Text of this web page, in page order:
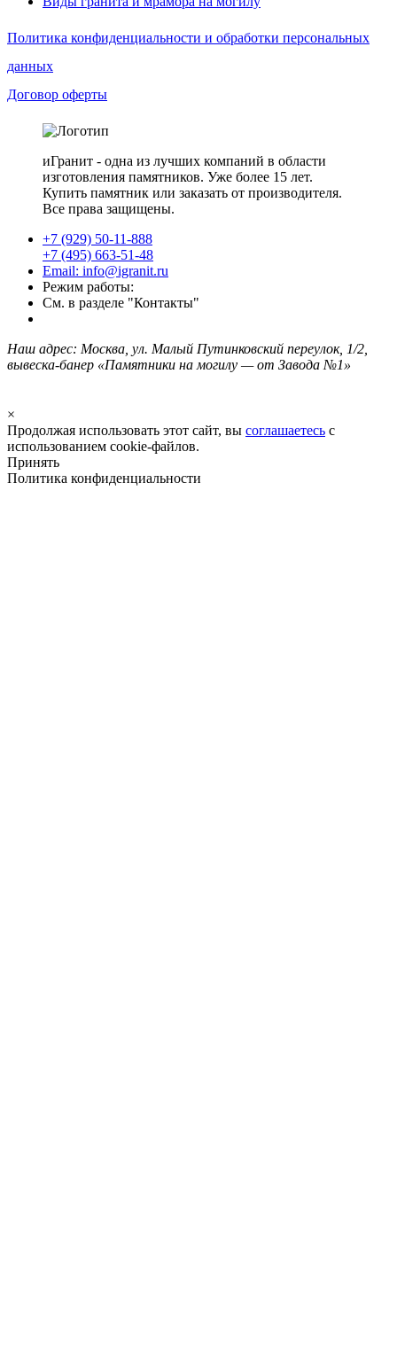
Политика конфиденциальности и обработки персональных
данных
Договор оферты
иГранит - одна из лучших компаний в области
изготовления памятников. Уже более 15 лет.
Купить памятник или заказать от производителя.
Все права защищены.
+7 (929) 50-11-888
+7 (495) 663-51-48
Email: info@igranit.ru
Режим работы:
См. в разделе "Контакты"
Наш адрес: Москва, ул. Малый Путинковский переулок, 1/2,
вывеска-банер «Памятники на могилу — от Завода №1»
×
Продолжая использовать этот сайт, вы соглашаетесь с
использованием cookie-файлов.
Принять
Политика конфиденциальности